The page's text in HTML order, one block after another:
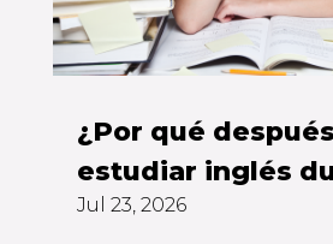
¿Por qué
estudiar inglés
años todavía no
Jul 23, 2026